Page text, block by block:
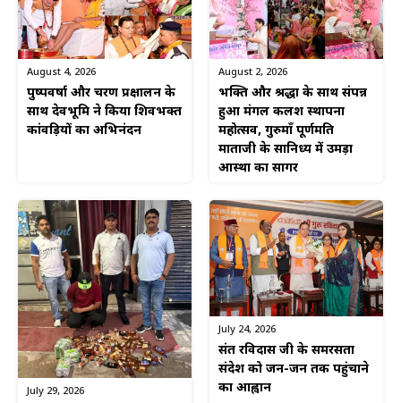
August 4, 2026
पुष्पवर्षा और चरण प्रक्षालन के
साथ देवभूमि ने किया शिवभक्त
कांवड़ियों का अभिनंदन
August 2, 2026
भक्ति और श्रद्धा के साथ संपन्न
हुआ मंगल कलश स्थापना
महोत्सव, गुरुमाँ पूर्णमति
माताजी के सानिध्य में उमड़ा
आस्था का सागर
July 29, 2026
July 24, 2026
संत रविदास जी के समरसता
संदेश को जन-जन तक पहुंचाने
का आह्वान